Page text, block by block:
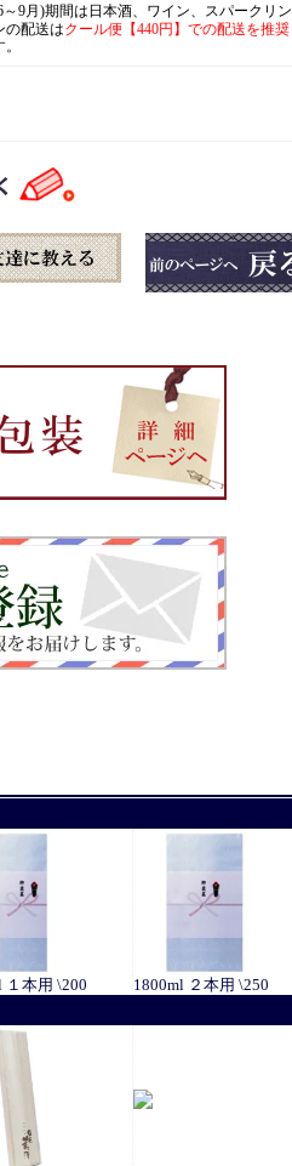
～9月)期間は日本酒、ワイン、スパークリン
の配送はクール便【440円】での配送を推奨
１本用 \200
1800ml ２本用 \250